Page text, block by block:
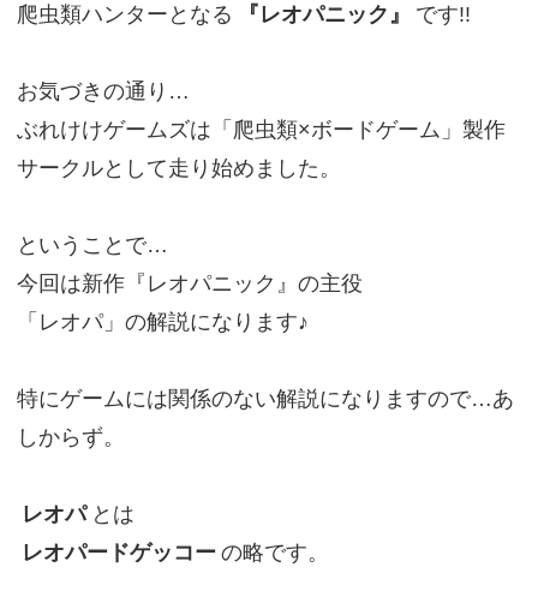
爬虫類ハンターとなる
『レオパニック』 です!!
お気づきの通り…
ぶれけけゲームズは「爬虫類×ボードゲーム」製作
サークルとして走り始めました。
ということで…
今回は新作『レオパニック』の主役
「レオパ」の解説になります♪
特にゲームには関係のない解説になりますので…あ
しからず。
レオパ とは
レオパードゲッコー の略です。